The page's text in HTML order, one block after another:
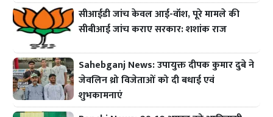
सीआईडी जांच केवल आई-वॉश, पूरे मामले की
सीबीआई जांच कराए सरकार: शशांक राज
Sahebganj News: उपायुक्त दीपक कुमार दुबे ने
जेवलिन थ्रो विजेताओं को दी बधाई एवं
शुभकामनाएं